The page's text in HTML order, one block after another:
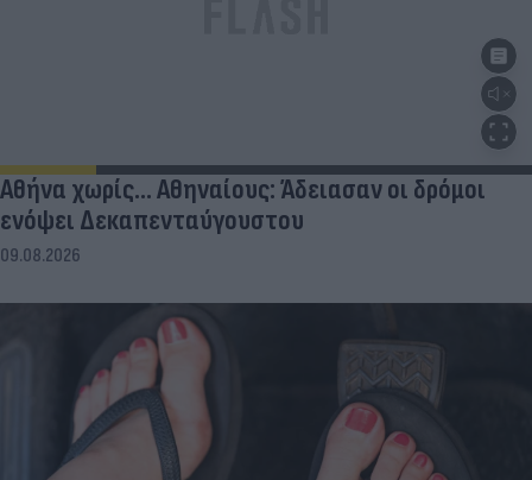
Αθήνα χωρίς… Αθηναίους: Άδειασαν οι δρόμοι
ενόψει Δεκαπενταύγουστου
09.08.2026